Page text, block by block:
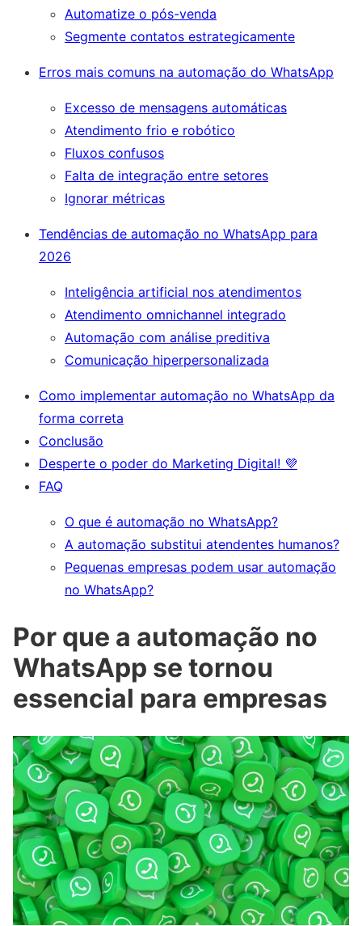
Automatize o pós-venda
Segmente contatos estrategicamente
Erros mais comuns na automação do WhatsApp
Excesso de mensagens automáticas
Atendimento frio e robótico
Fluxos confusos
Falta de integração entre setores
Ignorar métricas
Tendências de automação no WhatsApp para
2026
Inteligência artificial nos atendimentos
Atendimento omnichannel integrado
Automação com análise preditiva
Comunicação hiperpersonalizada
Como implementar automação no WhatsApp da
forma correta
Conclusão
Desperte o poder do Marketing Digital! 💜
FAQ
O que é automação no WhatsApp?
A automação substitui atendentes humanos?
Pequenas empresas podem usar automação
no WhatsApp?
Por que a automação no
WhatsApp se tornou
essencial para empresas